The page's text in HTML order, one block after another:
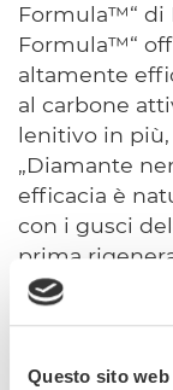
Questo sito
Formula™“ di
Formula™“
altamente
al carbone
lenitivo in più,
„Diamante
efficacia è
con i gusci
prima
materiale
un'enorme
otterremmo